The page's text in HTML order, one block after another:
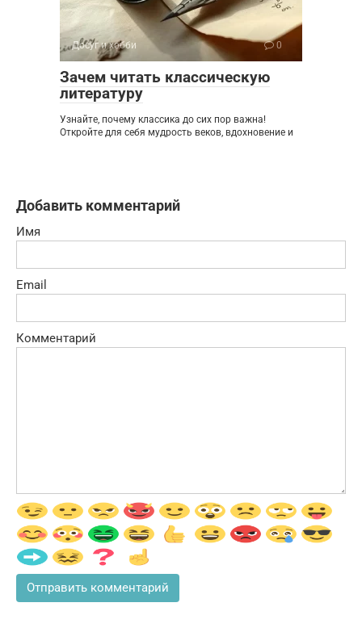
Досуг и хобби 0
Зачем читать классическую
литературу
Узнайте, почему классика до сих пор важна!
Откройте для себя мудрость веков, вдохновение и
Добавить комментарий
Имя
Email
Комментарий